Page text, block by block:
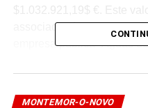
associados às alterações
empresa pública “Águas
Município detém na
para a apreciação da
MONTEMOR-O-NOVO